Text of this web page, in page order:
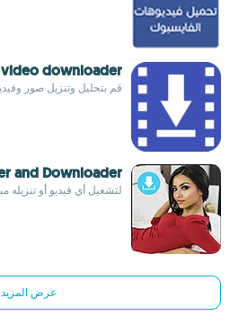
video downloader
قم بتحليل وتنزيل صور
and Downloader
لتشغيل أي فيديو أو
عرض المزيد